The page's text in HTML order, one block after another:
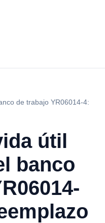
de trabajo YR06014-4:
útil
banco